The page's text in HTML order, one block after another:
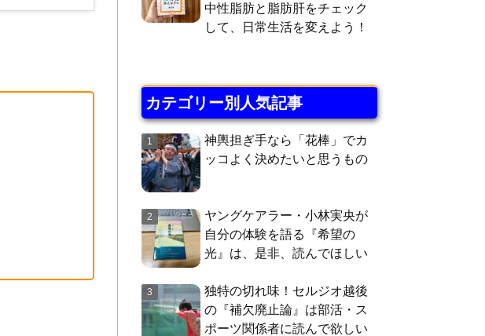
中性脂肪と脂肪肝をチェック
して、日常生活を変えよう！
カテゴリー別人気記事
神輿担ぎ手なら「花棒」でカ
ッコよく決めたいと思うもの
ヤングケアラー・小林実央が
自分の体験を語る『希望の
光』は、是非、読んでほしい
独特の切れ味！セルジオ越後
の『補欠廃止論』は部活・ス
ポーツ関係者に読んで欲しい